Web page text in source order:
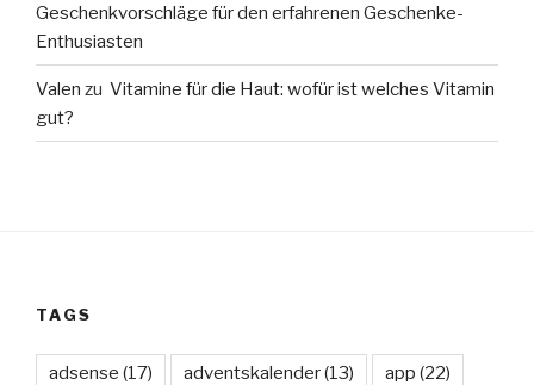
Geschenkvorschläge für den erfahrenen Geschenke-
Enthusiasten
Valen zu Vitamine für die Haut: wofür ist welches Vitamin
gut?
TAGS
adsense (17) adventskalender(13) app (22)